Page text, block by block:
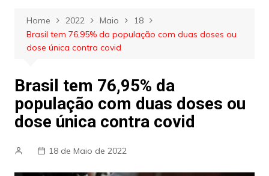
Home 2022 Maio
18
Brasil tem 76,95% da população com duas doses ou
dose única contra covid
Brasil tem 76,95% da
população com duas doses ou
dose única contra covid
18 de Maio de 2022